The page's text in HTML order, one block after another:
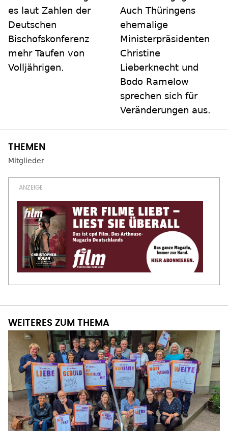
es laut Zahlen der
Deutschen
Bischofskonferenz
mehr Taufen von
Volljährigen.
Auch Thüringens
ehemalige
Ministerpräsidenten
Christine
Lieberknecht und
Bodo Ramelow
sprechen sich für
Veränderungen aus.
Mitglieder
WEITERES ZUM THEMA